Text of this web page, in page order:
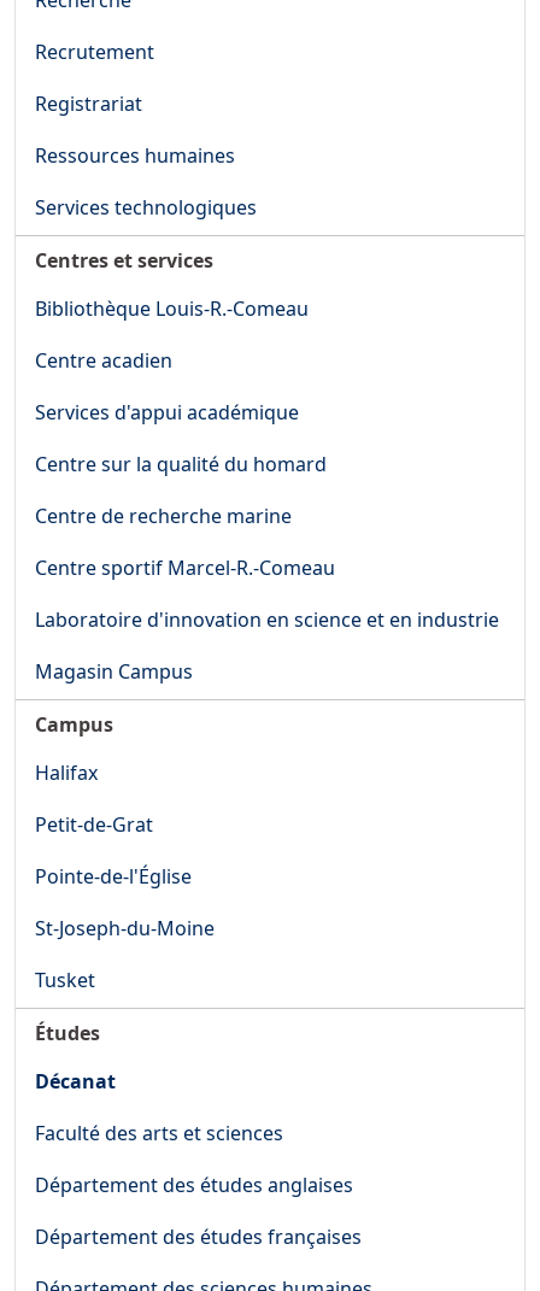
Recrutement
Registrariat
Ressources humaines
Services technologiques
Centres et services
Bibliothèque Louis-R.-Comeau
Centre acadien
Services d'appui académique
Centre sur la qualité du homard
Centre de recherche marine
Centre sportif Marcel-R.-Comeau
Laboratoire d'innovation en science et en industrie
Magasin Campus
Campus
Halifax
Petit-de-Grat
Pointe-de-l'Église
St-Joseph-du-Moine
Tusket
Études
Décanat
Faculté des arts et sciences
Département des études anglaises
Département des études françaises